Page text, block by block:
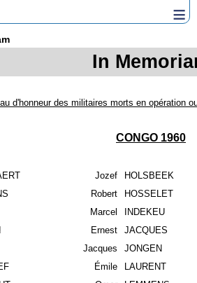
≡
In
d'honneur des militaires morts en opération
CONGO 1960
Jozef
HOLSBEEK
Robert
HOSSELET
Marcel
INDEKEU
Ernest
JACQUES
Jacques
JONGEN
Émile
LAURENT